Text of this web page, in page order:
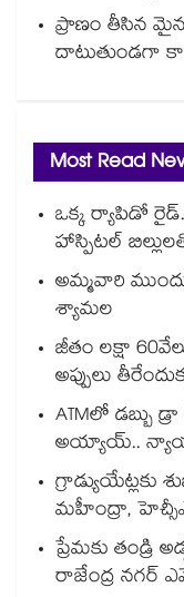
ప్రాణం తీసిన
దాటుతుండగా
Most Read
ఒక్క ర్యాపిడో
హాస్పిటల్
అమ్మవారి
శ్యామల
జీతం లక్షా
అప్పులు
ATMలో డబ్బు
అయ్యాయ్..
గ్రాడ్యుయేట్లకు
మహీంద్రా,
ప్రేమకు తండ్రి
రాజేంద్ర నగర్